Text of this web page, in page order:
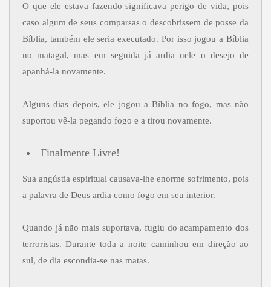
O que ele estava fazendo significava perigo de vida, pois
caso algum de seus comparsas o descobrissem de posse da
Bíblia, também ele seria executado. Por isso jogou a Bíblia
no matagal, mas em seguida já ardia nele o desejo de
apanhá-la novamente.
Alguns dias depois, ele jogou a Bíblia no fogo, mas não
suportou vê-la pegando fogo e a tirou novamente.
Finalmente Livre!
Sua angústia espiritual causava-lhe enorme sofrimento, pois
a palavra de Deus ardia como fogo em seu interior.
Quando já não mais suportava, fugiu do acampamento dos
terroristas. Durante toda a noite caminhou em direção ao
sul, de dia escondia-se nas matas.